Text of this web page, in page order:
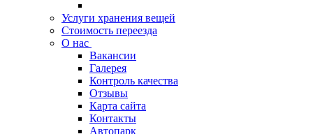
Услуги хранения вещей
Стоимость переезда
О нас
Вакансии
Галерея
Контроль качества
Отзывы
Карта сайта
Контакты
Автопарк